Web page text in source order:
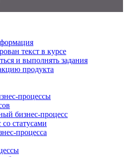
текст в курсе
и выполнять задания
продукта
процессы
бизнес-процесс
статусами
процесса